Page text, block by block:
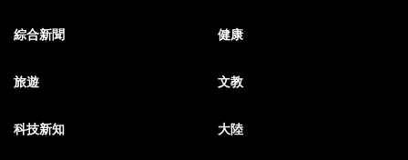
綜合新聞 健康
旅遊 文教
科技新知 大陸